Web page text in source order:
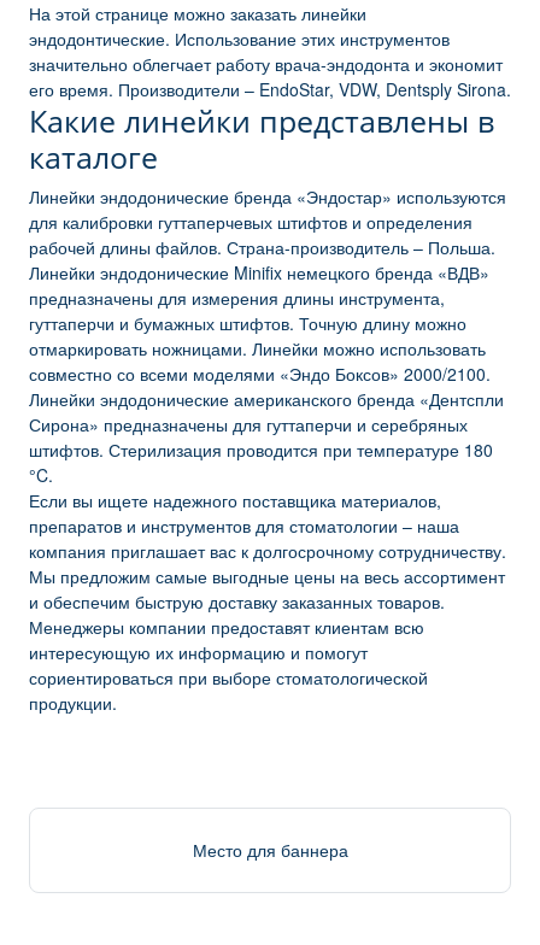
Место для баннера
На этой странице можно заказать линейки
эндодонтические. Использование этих инструментов
значительно облегчает работу врача-эндодонта и экономит
его время. Производители – EndoStar, VDW, Dentsply Sirona.
Какие линейки представлены в
каталоге
Линейки эндодонические бренда «Эндостар» используются
для калибровки гуттаперчевых штифтов и определения
рабочей длины файлов. Страна-производитель – Польша.
Линейки эндодонические Minifix немецкого бренда «ВДВ»
предназначены для измерения длины инструмента,
гуттаперчи и бумажных штифтов. Точную длину можно
отмаркировать ножницами. Линейки можно использовать
совместно со всеми моделями «Эндо Боксов» 2000/2100.
Линейки эндодонические американского бренда «Дентспли
Сирона» предназначены для гуттаперчи и серебряных
штифтов. Стерилизация проводится при температуре 180
°C.
Если вы ищете надежного поставщика материалов,
препаратов и инструментов для стоматологии – наша
компания приглашает вас к долгосрочному сотрудничеству.
Мы предложим самые выгодные цены на весь ассортимент
и обеспечим быструю доставку заказанных товаров.
Менеджеры компании предоставят клиентам всю
интересующую их информацию и помогут
сориентироваться при выборе стоматологической
продукции.